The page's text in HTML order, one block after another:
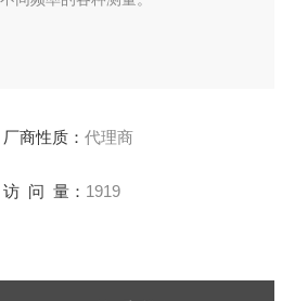
厂商性质：代理商
访 问 量： 1919